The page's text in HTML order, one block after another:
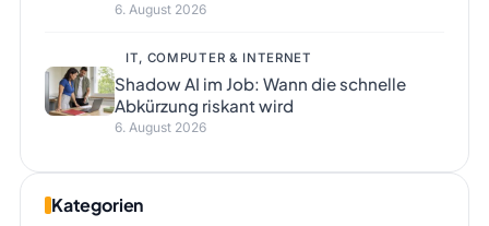
6. August 2026
IT, COMPUTER & INTERNET
Shadow AI im Job: Wann die schnelle
Abkürzung riskant wird
6. August 2026
Kategorien